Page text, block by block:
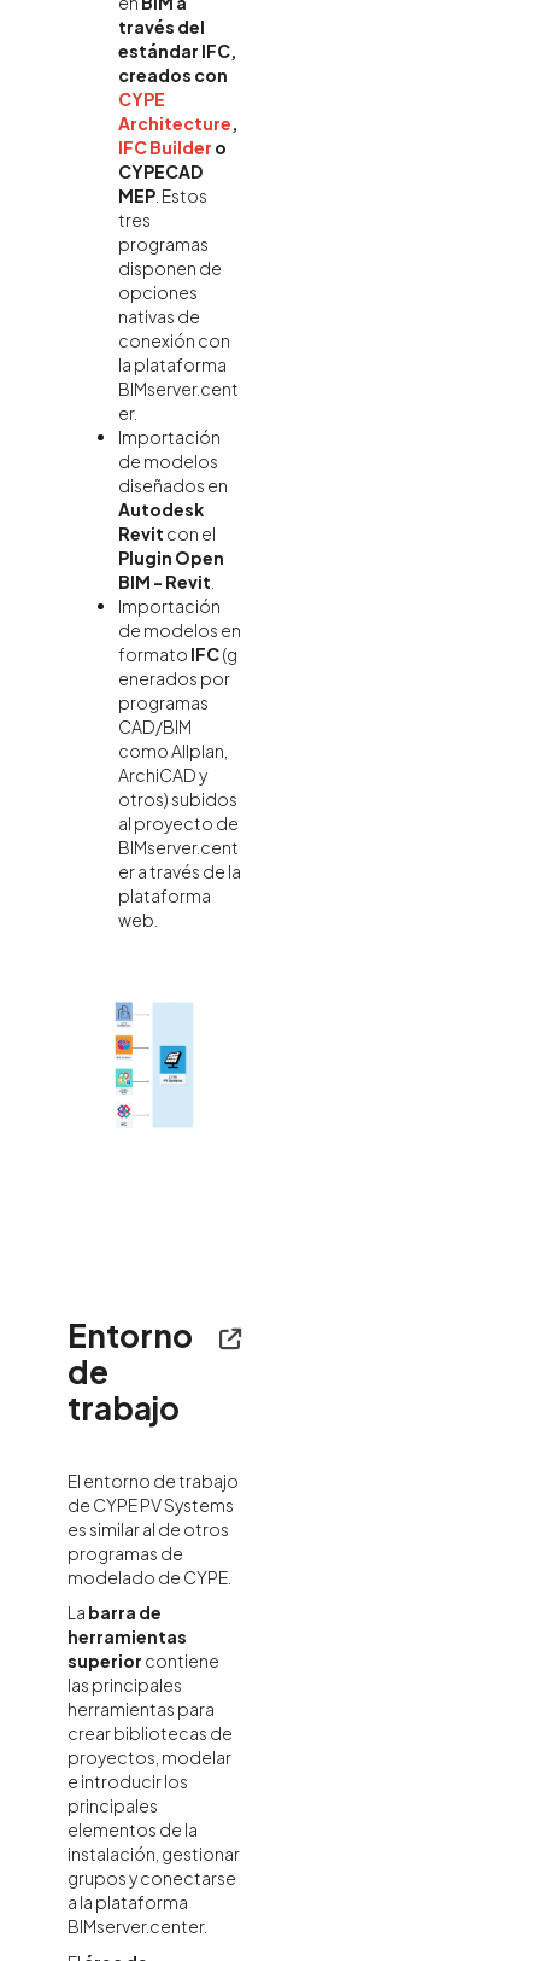
través del
estándar IFC,
creados con
CYPE
Architecture,
IFC Builder o
CYPECAD
MEP . Estos
tres
programas
disponen de
opciones
nativas de
conexión con
la plataforma
BIMserver.cent
er.
Importación
de modelos
diseñados en
Autodesk
Revit con el
Plugin Open
BIM - Revit
Importación
de modelos en
formato IFC(g
enerados por
programas
CAD/BIM
como Allplan,
ArchiCAD y
otros) subidos
al proyecto de
BIMserver.cent
er a través de la
plataforma
web.
Entorno
de
trabajo
El entorno de trabajo
de CYPE PV Systems
es similar al de otros
programas de
modelado de CYPE.
La barra de
herramientas
superior contiene
las principales
herramientas para
crear bibliotecas de
proyectos, modelar
e introducir los
principales
elementos de la
instalación, gestionar
grupos y conectarse
a la plataforma
BIMserver.center.